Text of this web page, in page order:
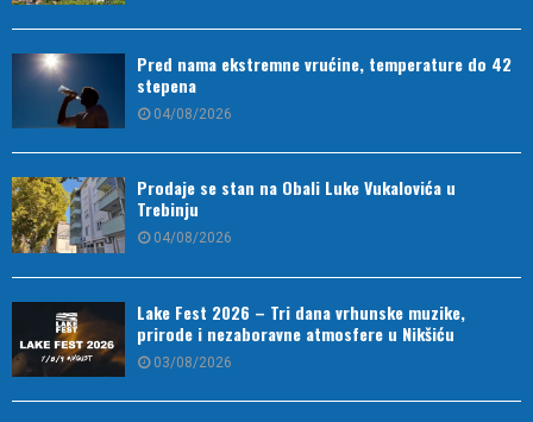
Pred nama ekstremne vrućine, temperature do 42
stepena
04/08/2026
Prodaje se stan na Obali Luke Vukalovića u
Trebinju
04/08/2026
Lake Fest 2026 – Tri dana vrhunske muzike,
prirode i nezaboravne atmosfere u Nikšiću
03/08/2026